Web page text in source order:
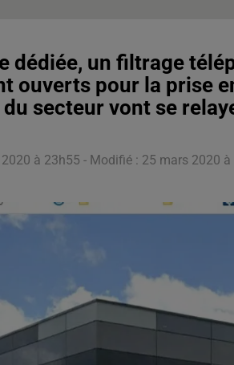
dédiée, un filtrage
ouverts pour la prise
secteur vont se
à 23h55 - Modifié : 25 mars 2020